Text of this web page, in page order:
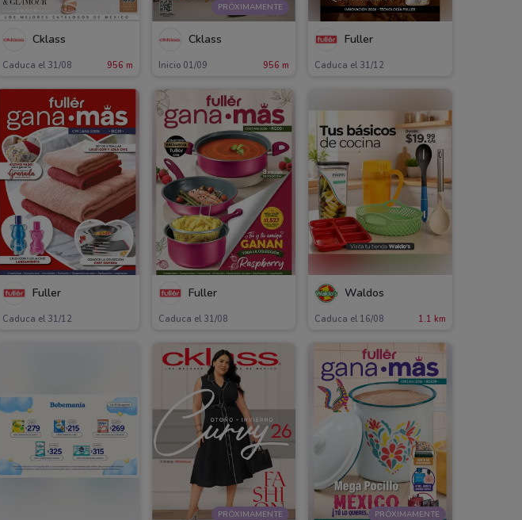
Cklass
Caduca el 31/08 956 m
PRÓXIMAMENTE
Cklass
Inicio 01/09 956 m
Fuller
Caduca el 31/12
Fuller
Caduca el 31/12
Fuller
Caduca el 31/08
Waldos
Caduca el 16/08 1.1 km
PRÓXIMAMENTE PRÓXIMAMENTE